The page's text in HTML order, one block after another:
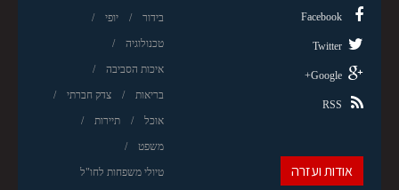
בידור יופי
טכנולוגיה
איכות הסביבה
בריאות צדק חברתי
אוכל תיירות
משפט
טיולי משפחות לחו"ל
Facebook
Twitter
Google+
RSS
אודות ועזרה